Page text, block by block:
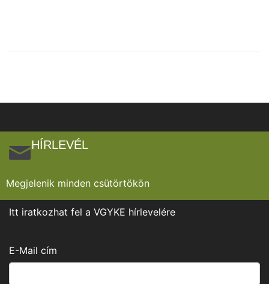
HÍRLEVÉL
Megjelenik minden csütörtökön
Itt iratkozhat fel a VGYKE hírlevelére
E-Mail cím